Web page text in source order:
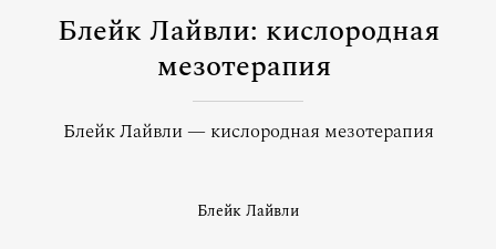
Блейк Лайвли: кислородная
мезотерапия
Блейк Лайвли — кислородная мезотерапия
Блейк Лайвли